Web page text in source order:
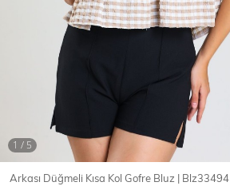
Ceket
T-SHİRT & BLUZ
Arkası Düğmeli Kısa Kol Gofre Bluz | Blz33494